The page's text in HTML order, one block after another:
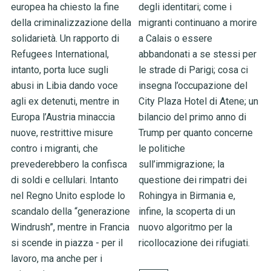
europea ha chiesto la fine
della criminalizzazione della
solidarietà. Un rapporto di
Refugees International,
intanto, porta luce sugli
abusi in Libia dando voce
agli ex detenuti, mentre in
Europa l’Austria minaccia
nuove, restrittive misure
contro i migranti, che
prevederebbero la confisca
di soldi e cellulari. Intanto
nel Regno Unito esplode lo
scandalo della “generazione
Windrush”, mentre in Francia
si scende in piazza - per il
lavoro, ma anche per i
degli identitari; come i
migranti continuano a morire
a Calais o essere
abbandonati a se stessi per
le strade di Parigi; cosa ci
insegna l’occupazione del
City Plaza Hotel di Atene; un
bilancio del primo anno di
Trump per quanto concerne
le politiche
sull’immigrazione; la
questione dei rimpatri dei
Rohingya in Birmania e,
infine, la scoperta di un
nuovo algoritmo per la
ricollocazione dei rifugiati.